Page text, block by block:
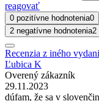
reagovať
0 pozitívne hodnotenia0
2 negatívne hodnotenia2
Recenzia z iného
Ľubica K
Overený zákazník
29.11.2023
dúfam, že sa v